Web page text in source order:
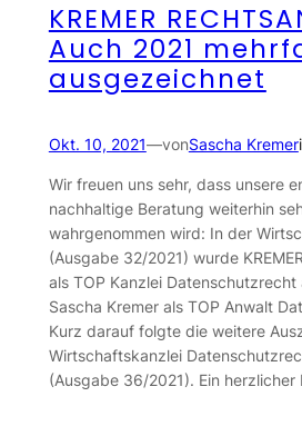
KREMER
Auch 2021
ausgezeichnet
Okt. 10, 2021—vonSascha Kremer
Wir freuen uns sehr, dass unsere
nachhaltige Beratung weiterhin
wahrgenommen wird: In der
(Ausgabe 32/2021) wurde
als TOP Kanzlei
Sascha Kremer als TOP Anwalt
Kurz darauf folgte die weitere
Wirtschaftskanzlei
(Ausgabe 36/2021). Ein